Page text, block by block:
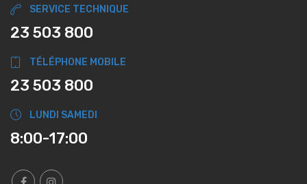
SERVICE TECHNIQUE
23 503 800
TÉLÉPHONE MOBILE
23 503 800
LUNDI SAMEDI
8:00-17:00